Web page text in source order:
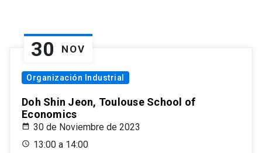
30 NOV
Organización Industrial
Doh Shin Jeon, Toulouse School of
Economics
30 de Noviembre de 2023
13:00 a 14:00